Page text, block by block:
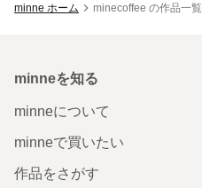
minne ホーム minecoffee の作品一覧
minneを知る
minneについて
minneで買いたい
作品をさがす